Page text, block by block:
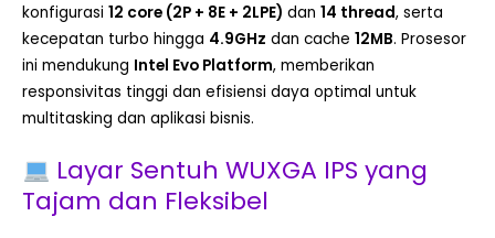
konfigurasi 12 core (2P + 8E + 2LPE) dan 14 thread, serta
kecepatan turbo hingga 4.9GHz dan cache 12MB. Prosesor
ini mendukung Intel Evo Platform, memberikan
responsivitas tinggi dan efisiensi daya optimal untuk
multitasking dan aplikasi bisnis.
Layar Sentuh WUXGA IPS yang
Tajam dan Fleksibel